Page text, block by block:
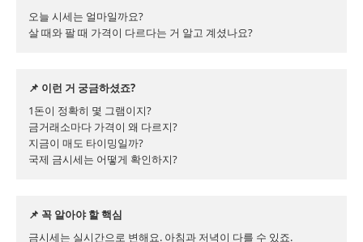
오늘 시세는 얼마일까요?
살 때와 팔 때 가격이 다르다는 거 알고 계셨나요?
📌 이런 거 궁금하셨죠?
1돈이 정확히 몇 그램이지?
금거래소마다 가격이 왜 다르지?
지금이 매도 타이밍일까?
국제 금시세는 어떻게 확인하지?
📌 꼭 알아야 할 핵심
금시세는 실시간으로 변해요. 아침과 저녁이 다를 수 있죠.